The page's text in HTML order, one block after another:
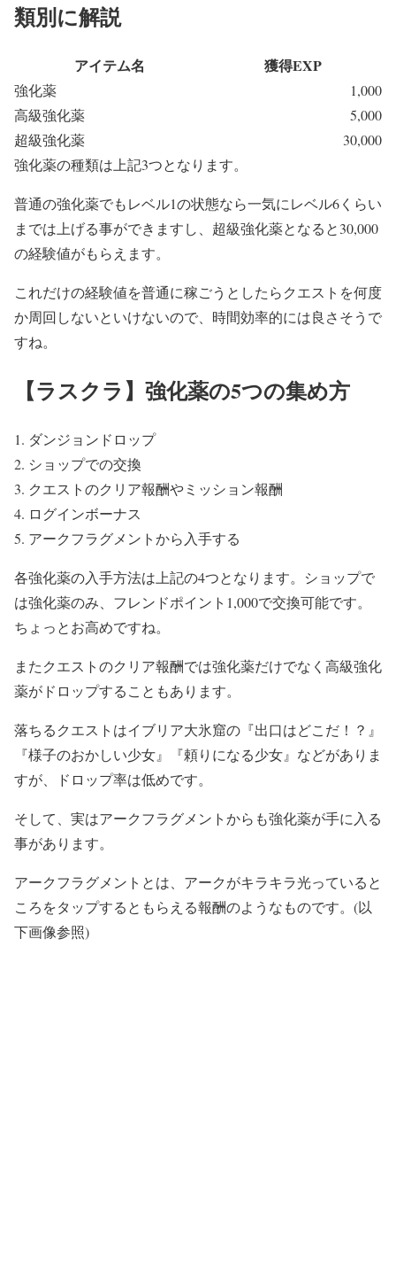
類別に解説
アイテム名 獲得EXP
強化薬
1,000
高級強化薬
5,000
超級強化薬
30,000
強化薬の種類は上記3つとなります。
普通の強化薬でもレベル1の状態なら一気にレベル6くらい
までは上げる事ができますし、超級強化薬となると30,000
の経験値がもらえます。
これだけの経験値を普通に稼ごうとしたらクエストを何度
か周回しないといけないので、時間効率的には良さそうで
すね。
【ラスクラ】強化薬の5つの集め方
ダンジョンドロップ
ショップでの交換
クエストのクリア報酬やミッション報酬
ログインボーナス
アークフラグメントから入手する
各強化薬の入手方法は上記の4つとなります。ショップで
は強化薬のみ、フレンドポイント1,000で交換可能です。
ちょっとお高めですね。
またクエストのクリア報酬では強化薬だけでなく高級強化
薬がドロップすることもあります。
落ちるクエストはイブリア大氷窟の『出口はどこだ！？』
『様子のおかしい少女』『頼りになる少女』などがありま
すが、ドロップ率は低めです。
そして、実はアークフラグメントからも強化薬が手に入る
事があります。
アークフラグメントとは、アークがキラキラ光っていると
ころをタップするともらえる報酬のようなものです。(以
下画像参照)